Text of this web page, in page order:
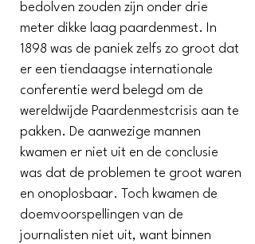
bedolven zouden zijn onder drie
meter dikke laag paardenmest. In
1898 was de paniek zelfs zo groot dat
er een tiendaagse internationale
conferentie werd belegd om de
wereldwijde Paardenmestcrisis aan te
pakken. De aanwezige mannen
kwamen er niet uit en de conclusie
was dat de problemen te groot waren
en onoplosbaar. Toch kwamen de
doemvoorspellingen van de
journalisten niet uit, want binnen